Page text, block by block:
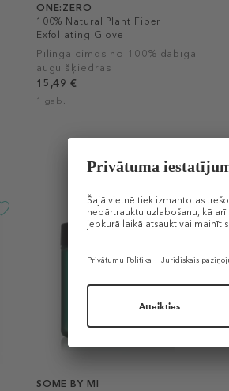
ONE:ZERO
100% Natural Plant Fiber
Exfoliating Glove
Pīlinga cimds no 100% dabīga
augu šķiedras
15,49 €
1 gab.
SOME BY MI